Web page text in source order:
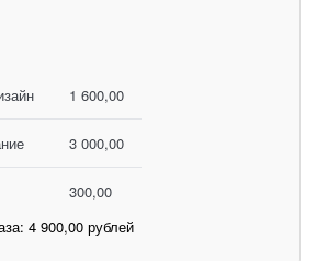
1 600,00
3 000,00
300,00
4 900,00 рублей